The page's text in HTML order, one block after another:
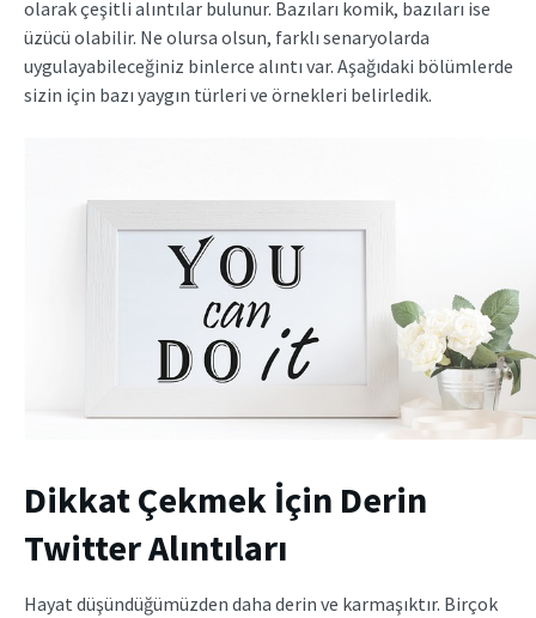
olarak çeşitli alıntılar bulunur. Bazıları komik, bazıları ise
üzücü olabilir. Ne olursa olsun, farklı senaryolarda
uygulayabileceğiniz binlerce alıntı var. Aşağıdaki bölümlerde
sizin için bazı yaygın türleri ve örnekleri belirledik.
Dikkat Çekmek İçin Derin
Twitter Alıntıları
Hayat düşündüğümüzden daha derin ve karmaşıktır. Birçok